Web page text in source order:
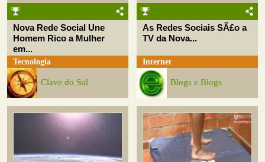
Nova Rede Social Une
Homem Rico a Mulher
em...
Tecnologia
Clave do Sul
As Redes Sociais SÃ£o a
TV da Nova...
Internet
Blogs e Blogs